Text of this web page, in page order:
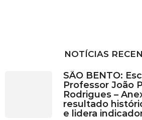
NOTÍCIAS
SÃO BENTO:
Professor João
Rodrigues –
resultado
e lidera